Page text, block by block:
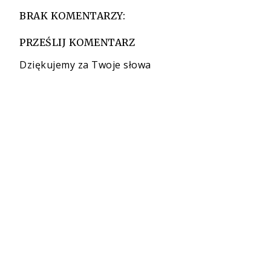
BRAK KOMENTARZY:
PRZEŚLIJ KOMENTARZ
Dziękujemy za Twoje słowa